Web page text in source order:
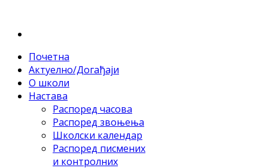
Почетна
Актуелно/Догађаји
О школи
Настава
Распоред часова
Распоред звоњења
Школски календар
Распоред писмених
и контролних